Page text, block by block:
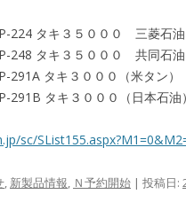
224 タキ３５０００ 三菱石
248 タキ３５０００ 共同石
291A タキ３０００（米タン
291B タキ３０００（日本石
sc/
, 新製品情報, Ｎ予約開始 | 投稿日: